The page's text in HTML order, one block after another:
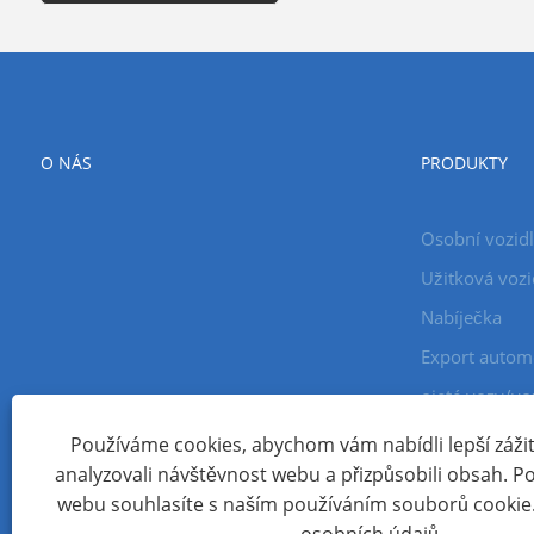
O NÁS PRODUKTY
Osobní
Užitková
Nabíječka
Export
ojeté vozy/
Copyright © 2024 Xiamen Aecoauto Technology Co., Ltd.
TECHNICKÁ PODPORA WEBOVÝCH STRÁNEK: SÍŤ TIANYU jack
Používáme cookies, abychom vám nabídli lepší
analyzovali návštěvnost webu a přizpůsobili obsah.
webu souhlasíte s naším používáním souborů cookie.